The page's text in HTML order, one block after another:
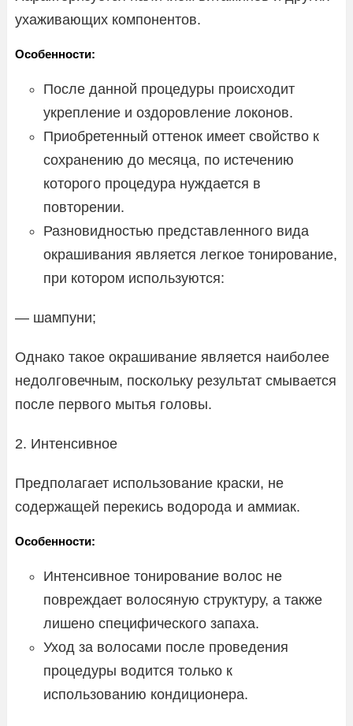
ухаживающих компонентов.
Особенности:
После данной процедуры происходит
укрепление и оздоровление локонов.
Приобретенный оттенок имеет свойство к
сохранению до месяца, по истечению
которого процедура нуждается в
повторении.
Разновидностью представленного вида
окрашивания является легкое тонирование,
при котором используются:
— шампуни;
Однако такое окрашивание является наиболее
недолговечным, поскольку результат смывается
после первого мытья головы.
2. Интенсивное
Предполагает использование краски, не
содержащей перекись водорода и аммиак.
Особенности:
Интенсивное тонирование волос не
повреждает волосяную структуру, а также
лишено специфического запаха.
Уход за волосами после проведения
процедуры водится только к
использованию кондиционера.